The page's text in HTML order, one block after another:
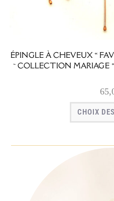
ÉPINGLE À CHEVEUX «
~ COLLECTION MARIAGE
CHOIX